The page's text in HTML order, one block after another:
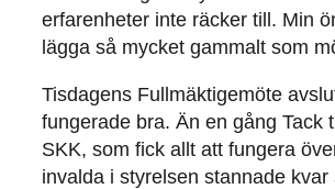
erfarenheter inte räcker till. Min
lägga så mycket gammalt som
Tisdagens Fullmäktigemöte
fungerade bra. Än en gång Tack
SKK, som fick allt att fungera
invalda i styrelsen stannade